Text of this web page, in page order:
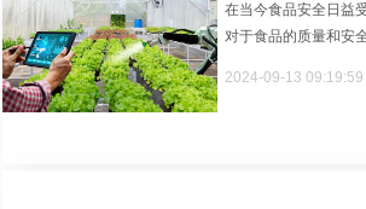
在当今食品安全日益
对于食品的质量和安
2024-09-13 09:19:59